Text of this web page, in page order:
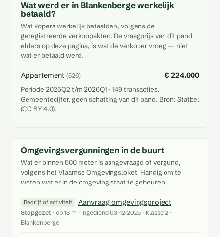
Wat werd er in Blankenberge werkelijk
betaald?
Wat kopers werkelijk betaalden, volgens de
geregistreerde verkoopakten. De vraagprijs van dit pand,
elders op deze pagina, is wat de verkoper vroeg — niet
wat er betaald werd.
Appartement (526) € 224.000
Periode 2025Q2 t/m 2026Q1 · 149 transacties.
Gemeentecijfer, geen schatting van dit pand. Bron: Statbel
(CC BY 4.0).
Omgevingsvergunningen in de buurt
Wat er binnen 500 meter is aangevraagd of vergund,
volgens het Vlaamse Omgevingsloket. Handig om te
weten wat er in de omgeving staat te gebeuren.
Bedrijf of activiteit Aanvraag omgevingsproject
Stopgezet · op 13 m · ingediend 03-12-2025 · klasse 2 ·
Blankenberge